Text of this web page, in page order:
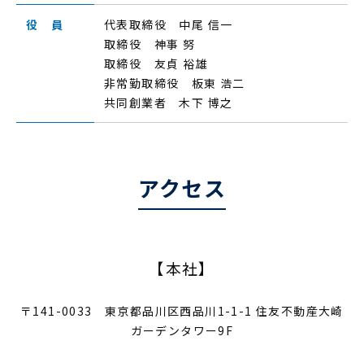
役 員
代表取締役 中尾 信一
取締役 神事 努
取締役 友貞 裕雄
非常勤取締役 板東 浩二
共同創業者 木下 博之
アクセス
【本社】
〒141-0033 東京都品川区西品川1-1-1 住友不動産大崎
ガーデンタワー9F